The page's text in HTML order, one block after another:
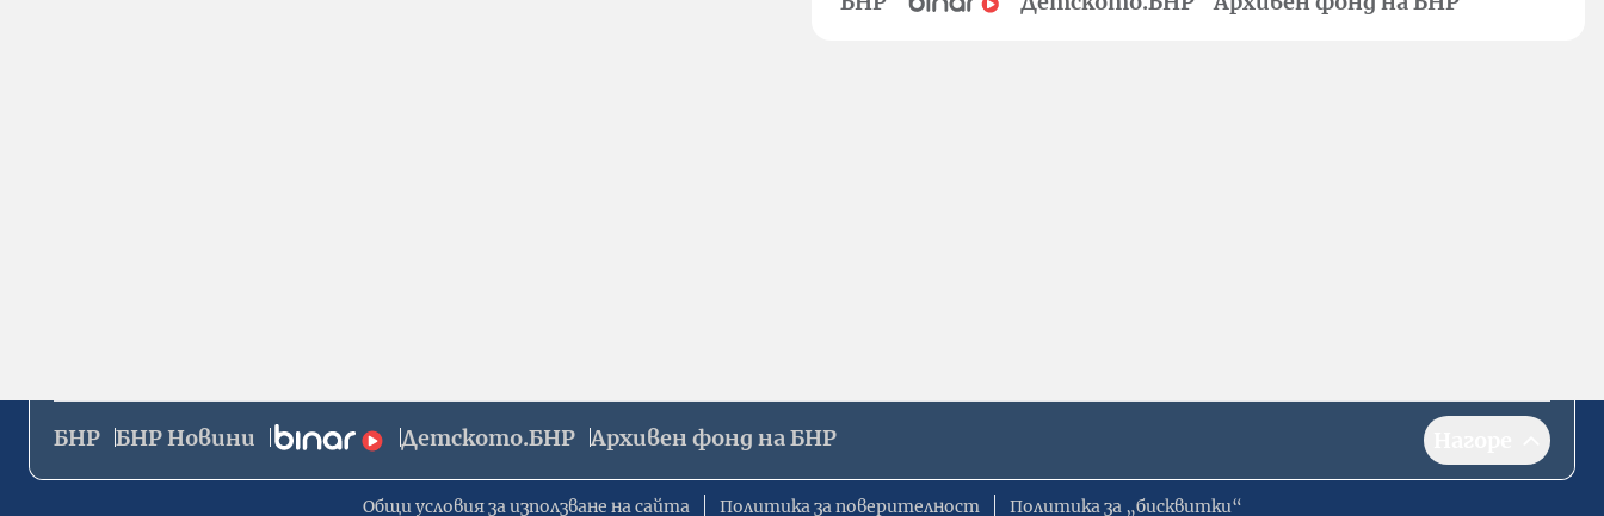
БНР БНР Новини Детското.БНР Архивен фонд на БНР
Общи условия за използване на сайта Политика за поверителност Политика за „бисквитки“